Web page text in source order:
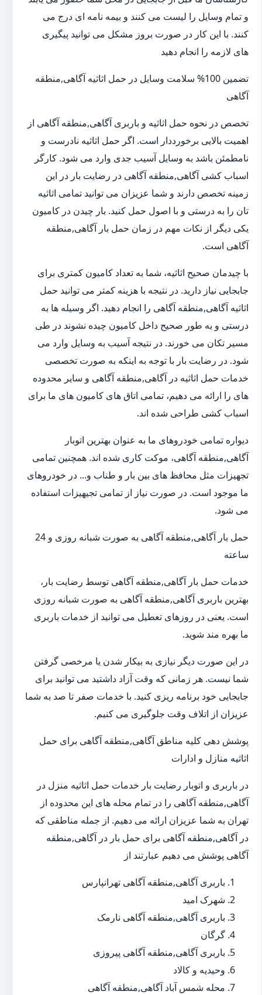
و تمام وسایل را لیست می کنند و بیمه نامه ای درج می
کنند. با این کار در صورت بروز مشکل می توانید پیگیری
های لازمه را انجام دهید
تضمین 100% سلامت وسایل در حمل اثاثیه آگاهی,منطقه
آگاهی
تخصص در نحوه حمل اثاثیه و باربری آگاهی,منطقه آگاهی از
اهمیت بالایی برخورددار است. اگر حمل اثاثیه نادرست و
نامطمئن باشد به وسایل آسیب جدی وارد می شود. کارگر
اسباب کشی آگاهی,منطقه آگاهی در رضایت بار در این
زمینه تخصص دارند و شما عزیزان می توانید تمامی اثاثیه
تان را به درستی و با اصول حمل کنید. بار چیدن در کامیون
یکی دیگر از نکات مهم در زمان حمل بار آگاهی,منطقه
آگاهی است.
با چیدمان صحیح اثاثیه، شما به تعداد کامیون کمتری برای
جابجایی نیاز دارید. در نتیجه با هزینه کمتر می توانید حمل
اثاثیه آگاهی,منطقه آگاهی را انجام دهید. اگر وسیله ها به
درستی و به طور صحیح داخل کامیون چیده نشوند در طی
مسیر تکان می خورند. در نتیجه آسیب به وسایل وارد می
شود. در رضایت بار با توجه به اینکه به صورت تخصصی
خدمات حمل اثاثیه در آگاهی,منطقه آگاهی و سایر محدوده
های را ارائه می دهیم، تمامی اتاق های کامیون های ما برای
اسباب کشی طراحی شده اند.
دیواره تمامی خودروهای ما به عنوان بهترین اتوبار
آگاهی,منطقه آگاهی، موکت کاری شده اند. همچنین تمامی
تجهیزات مثل محافظ های بین بار و طناب و... در خودروهای
ما موجود است. در صورت نیاز از تمامی تجیهیزات استفاده
می شود.
حمل بار آگاهی,منطقه آگاهی به صورت شبانه روزی و 24
ساعته
خدمات حمل بار آگاهی,منطقه آگاهی توسط رضایت بار،
بهترین باربری آگاهی,منطقه آگاهی به صورت شبانه روزی
است. یعنی در روزهای تعطیل می توانید از خدمات باربری
ما بهره مند شوید.
در این صورت دیگر نیازی به بیکار شدن یا مرخصی گرفتن
شما نیست. هر زمانی که وقت آزاد داشتید می توانید برای
جابجایی خود برنامه ریزی کنید. با خدمات صفر تا صد به شما
عزیزان از اتلاف وقت جلوگیری می کنیم.
پوشش دهی کلیه مناطق آگاهی,منطقه آگاهی برای حمل
اثاثیه منازل و ادارات
در باربری و اتوبار رضایت بار خدمات حمل اثاثیه منزل در
آگاهی,منطقه آگاهی را در تمام محله های این محدوده از
تهران به شما عزیزان ارائه می دهیم. از جمله مناطقی که
در آگاهی,منطقه آگاهی برای حمل بار در آگاهی,منطقه
آگاهی پوشش می دهیم عبارتند از
باربری آگاهی,منطقه آگاهی تهرانپارس
شهرک امید
باربری آگاهی,منطقه آگاهی نارمک
گرگان
باربری آگاهی,منطقه آگاهی پیروزی
وحیدیه و کالاد
محله شمس آباد آگاهی,منطقه آگاهی